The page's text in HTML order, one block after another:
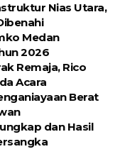
Nias Utara,
Medan
2026
Remaja, Rico
Acara
Berat
dan Hasil